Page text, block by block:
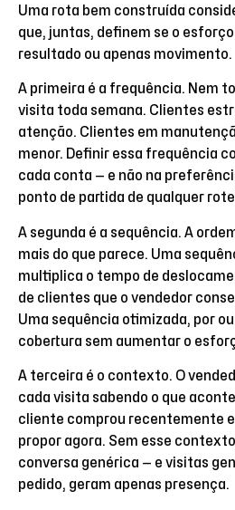
Uma rota bem construída
que, juntas, definem se o
resultado ou apenas movimento.
A primeira é a frequência. Nem
visita toda semana. Clientes
atenção. Clientes em
menor. Definir essa frequência
cada conta — e não na
ponto de partida de qualquer
A segunda é a sequência. A
mais do que parece. Uma
multiplica o tempo de
de clientes que o vendedor
Uma sequência otimizada, por
cobertura sem aumentar o
A terceira é o contexto. O
cada visita sabendo o que
cliente comprou recentemente
propor agora. Sem esse
conversa genérica — e visitas
pedido, geram apenas presença.